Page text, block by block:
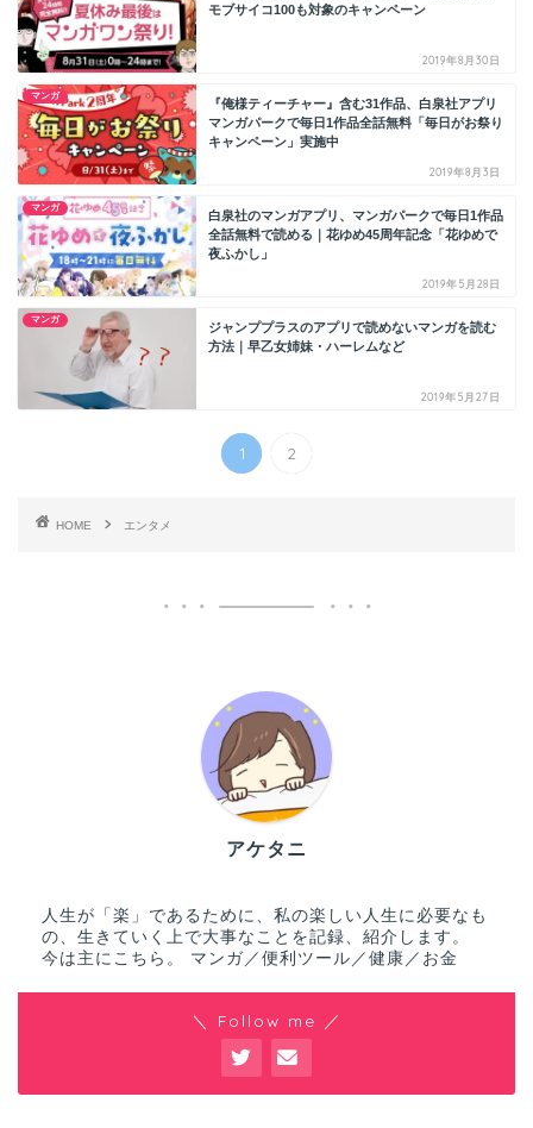
モブサイコ100も対象のキャンペーン
2019年8月30日
マンガ
『俺様ティーチャー』含む31作品、白泉社アプリ
マンガパークで毎日1作品全話無料「毎日がお祭り
キャンペーン」実施中
2019年8月3日
マンガ
白泉社のマンガアプリ、マンガパークで毎日1作品
全話無料で読める｜花ゆめ45周年記念「花ゆめで
夜ふかし」
2019年5月28日
マンガ
ジャンププラスのアプリで読めないマンガを読む
方法｜早乙女姉妹・ハーレムなど
2019年5月27日
1 2
HOME エンタメ
アケタニ
人生が「楽」であるために、私の楽しい人生に必要なも
の、生きていく上で大事なことを記録、紹介します。
今は主にこちら。 マンガ／便利ツール／健康／お金
＼ Follow me ／